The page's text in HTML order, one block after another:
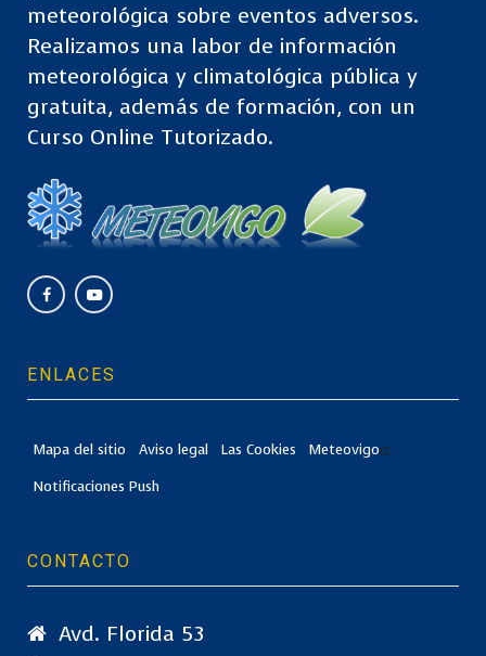
meteorológica sobre eventos adversos.
Realizamos una labor de información
meteorológica y climatológica pública y
gratuita, además de formación, con un
Curso Online Tutorizado.
ENLACES
Mapa del sitio Aviso legal Las Cookies
Meteovigo
Notificaciones Push
CONTACTO
Avd. Florida 53